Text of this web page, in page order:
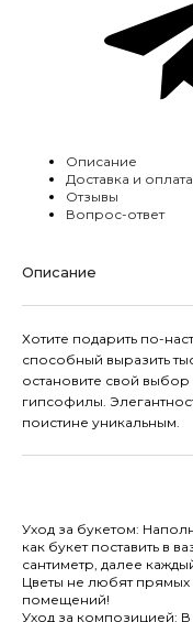
Описание
Доставка и оплата
Отзывы
Вопрос-ответ
Описание
Хотите подарить по-
способный выразить
остановите свой
гипсофилы.
поистине уникальным.
Уход за букетом:
как букет поставить в
сантиметр, далее
Цветы не любят прямых
помещений!
Уход за композицией: